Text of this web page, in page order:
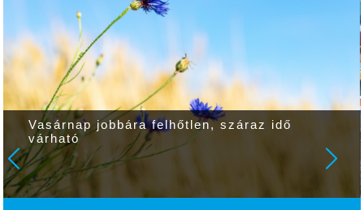
Vasárnap jobbára felhőtlen, száraz idő
várható